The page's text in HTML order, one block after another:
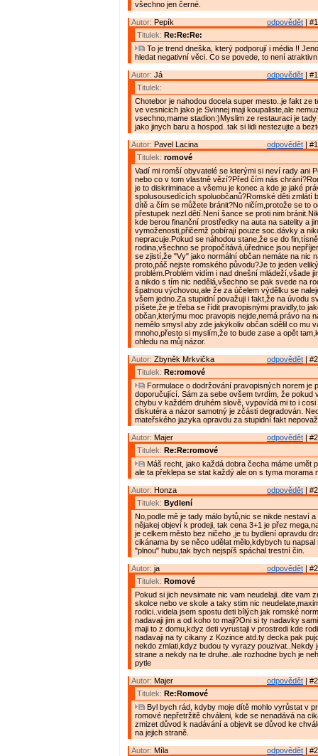
všechno jen černé.
odpovědět |
Autor: Pepík
Titulek: Re:Re:Re:
To je trend dneška, který podporují i média !!
hledat negativní věci. Co se povede, to není
odpovědět |
Autor: Já
Titulek:
Chotebor je nahodou docela super mesto..je fakt ze
ve vesnicich jako je Svinnej maji koupaliste,ale
vsechno,mame stadion:)Myslim ze restauraci je
jako jinych baru a hospod..tak si lidi nestezujte a
odpovědět |
Autor: Pavel Lacina
Titulek: romové
Vadí mi romší obyvatelé se kterými si neví rady ani
nebo co v tom vlastně vězí?Před čím nás
je to diskriminace a všemu je konec a kde je jaké
spolusousedících spoluobčanů?Romské děti zmlátí
dítě a čím se můžete bránit?No ničím,protože se to
přestupek nezl.dětí.Není šance se proti nim
kde berou finanční prostředky na auta na satelity a
vymoženosti,přičemž pobírají pouze soc.dávky a
nepracuje.Pokud se náhodou stane,že se do
rodina,všechno se propočítává,úřednice jsou
se zjistí,že "Vy" jako normální občan nemáte na nic
proto,páč nejste romského původu?Je to jeden veliký
problém.Problém vidím i nad dnešní mládeží,všade
a nikdo s tím nic nedělá,všechno se pak svede na
špatnou výchovou,ale že za účelem výdělku se
všem jedno.Za stupidní považuji i fakt,že na úvodu
píšete,že je třeba se řídit pravopisnými pravidly,to
občan,kterýmu moc pravopis nejde,nemá právo na
nemělo smysl aby zde jakýkoliv občan sdělil co mu
mnoho,přesto si myslím,že to bude zase a opět
ohledu na můj názor.
odpovědět |
Autor: Zbyněk Mrkvička
Titulek: Re:romové
Formulace o dodržování pravopisných norem je
doporučující. Sám za sebe ovšem tvrdím, že pokud
chybu v každém druhém slově, vypovídá mi to i cosi
diskutéra a názor samotný je zčásti degradován.
mateřského jazyka opravdu za stupidní fakt
odpovědět |
Autor: Majer
Titulek: Re:Re:romové
Máš recht, jako každá dobra čecha máme umět
ale ta překlepa se stat každý ale on s tyma morama
odpovědět |
Autor: Honza
Titulek: Bydlení
No,podle mě je tady málo bytů,nic se nikde nestaví
nějakej objeví k prodeji, tak cena 3+1 je přez
je celkem město bez ničeho ,je tu bydlení opravdu
cikánama by se něco udělat mělo,kdybych tu napsal
"plnou" hubu,tak bych nejspíš spáchal trestní čin.
odpovědět |
Autor: ja
Titulek: Romové
Pokud si jich nevsimate nic vam neudelaji..dite vam
skolce nebo ve skole a taky stim nic
rodici..videla jsem spostu deti bílých jak romské
nadavaji jim a od koho to maji?Oni si ty nadavky
maji to z domu,kdyz deti vyrustaji v prostredi kde
nadavaji na ty cikany z Kozince atd.ty decka pak
nekdo zmlati,kdyz budou ty vyrazy pouzivat..Nekdy
strane a nekdy na te druhe..ale rozhodne bych je
pytle
odpovědět |
Autor: Majer
Titulek: Re:Romové
Byl bych rád, kdyby moje dítě mohlo vyrůstat v
romové nepřetržitě chváleni, kde se nenadává na
zmizet důvod k nadávání a objevit se důvod ke
na jejich straně.
odpovědět |
Autor: Míla